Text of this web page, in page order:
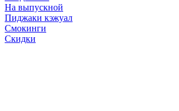
На выпускной
Пиджаки кэжуал
Смокинги
Скидки